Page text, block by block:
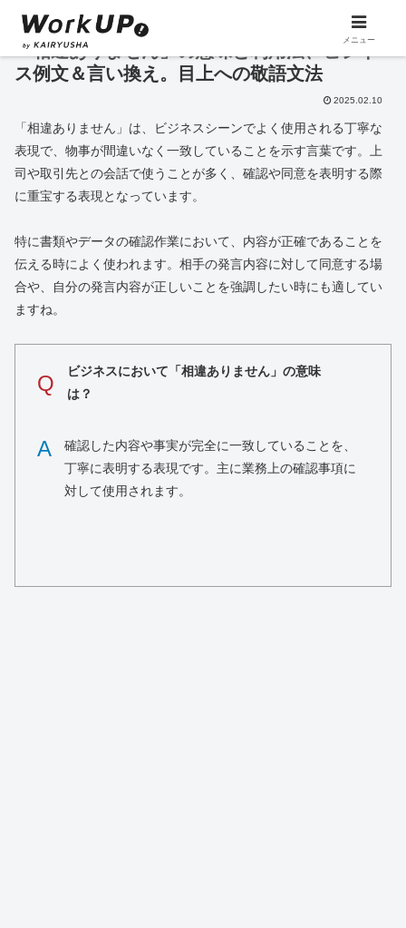
「相違ありません」の意味と利用法、ビジネ
ス例文＆言い換え。目上への敬語文法
2025.02.10
「相違ありません」は、ビジネスシーンでよく使用される丁寧な
表現で、物事が間違いなく一致していることを示す言葉です。上
司や取引先との会話で使うことが多く、確認や同意を表明する際
に重宝する表現となっています。
特に書類やデータの確認作業において、内容が正確であることを
伝える時によく使われます。相手の発言内容に対して同意する場
合や、自分の発言内容が正しいことを強調したい時にも適してい
ますね。
Q
ビジネスにおいて「相違ありません」の意味
は？
A
確認した内容や事実が完全に一致していることを、
丁寧に表明する表現です。主に業務上の確認事項に
対して使用されます。
メニュー